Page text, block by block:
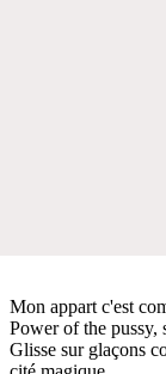
Mon appart c'est
Power of the
Glisse sur glaçons